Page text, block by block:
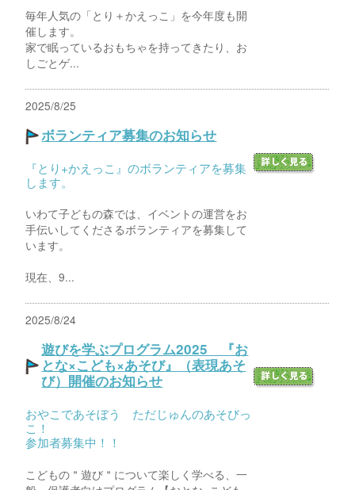
毎年人気の「とり＋かえっこ」を今年度も開
催します。
家で眠っているおもちゃを持ってきたり、お
しごとゲ...
2025/8/25
ボランティア募集のお知らせ
『とり+かえっこ』のボランティアを募集
します。
いわて子どもの森では、イベントの運営をお
手伝いしてくださるボランティアを募集して
います。
現在、9...
2025/8/24
遊びを学ぶプログラム2025 『お
とな×こども×あそび』（表現あそ
び）開催のお知らせ
おやこであそぼう ただじゅんのあそびっ
こ！
参加者募集中！！
こどもの＂遊び＂について楽しく学べる、一